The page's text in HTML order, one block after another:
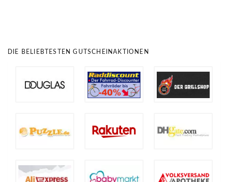
DIE BELIEBTESTEN GUTSCHEINAKTIONEN